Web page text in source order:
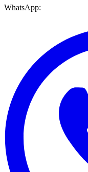
WhatsApp: